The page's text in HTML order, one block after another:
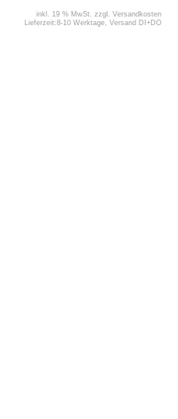
inkl. 19 % MwSt. zzgl. Versandkosten
Lieferzeit:8-10 Werktage, Versand DI+DO